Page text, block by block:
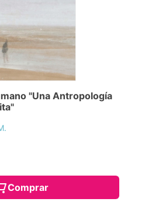
"Una Antropología
Comprar